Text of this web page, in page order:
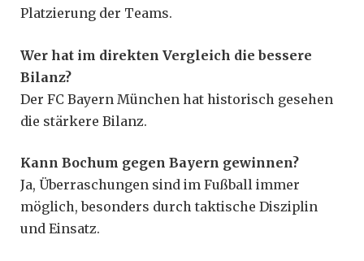
Platzierung der Teams.
Wer hat im direkten Vergleich die bessere
Bilanz?
Der FC Bayern München hat historisch gesehen
die stärkere Bilanz.
Kann Bochum gegen Bayern gewinnen?
Ja, Überraschungen sind im Fußball immer
möglich, besonders durch taktische Disziplin
und Einsatz.